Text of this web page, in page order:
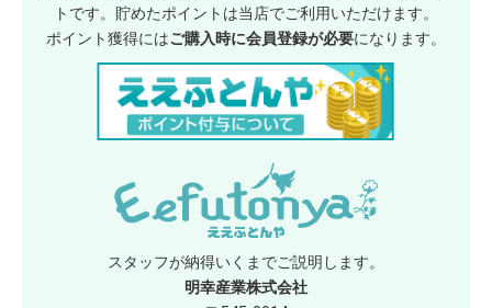
トです。貯めたポイントは当店でご利用いただけます。
ポイント獲得にはご購入時に会員登録が必要になります。
スタッフが納得いくまでご説明します。
明幸産業株式会社